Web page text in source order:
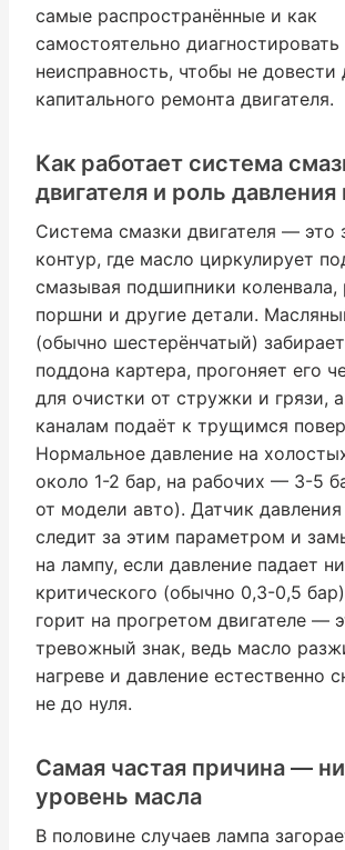
самые распространённые и как
самостоятельно диагностировать
неисправность, чтобы не довести
капитального ремонта двигателя.
Как работает система
двигателя и роль давления
Система смазки двигателя — это
контур, где масло циркулирует
смазывая подшипники коленвала,
поршни и другие детали.
(обычно шестерёнчатый)
поддона картера, прогоняет его
для очистки от стружки и грязи,
каналам подаёт к трущимся
Нормальное давление на
около 1-2 бар, на рабочих — 3-5
от модели авто). Датчик
следит за этим параметром и
на лампу, если давление падает
критического (обычно 0,3-0,5
горит на прогретом двигателе —
тревожный знак, ведь масло
нагреве и давление естественно
не до нуля.
Самая частая причина —
уровень масла
В половине случаев лампа